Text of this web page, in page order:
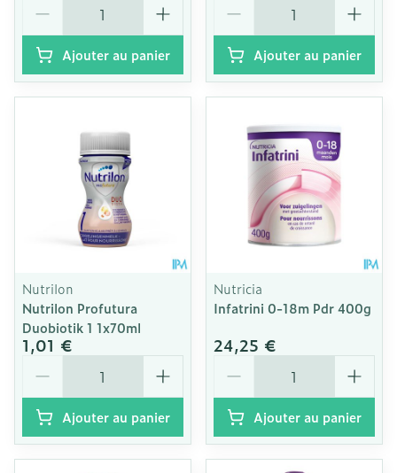
Ajouter au panier Ajouter au panier
Nutrilon
Nutrilon Profutura
Duobiotik 1 1x70ml
1,01 €
Ajouter au panier
Nutricia
Infatrini 0-18m Pdr 400g
24,25 €
Ajouter au panier